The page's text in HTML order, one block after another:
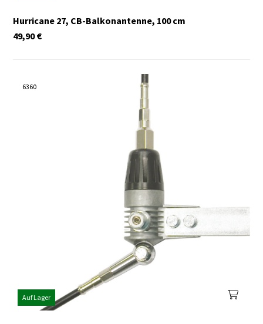
Hurricane 27, CB-Balkonantenne, 100 cm
€
49,90
6360
Auf Lager